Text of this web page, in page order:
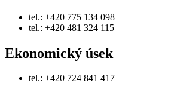
tel.: +420 775 134 098
tel.: +420 481 324 115
Ekonomický úsek
tel.: +420 724 841 417